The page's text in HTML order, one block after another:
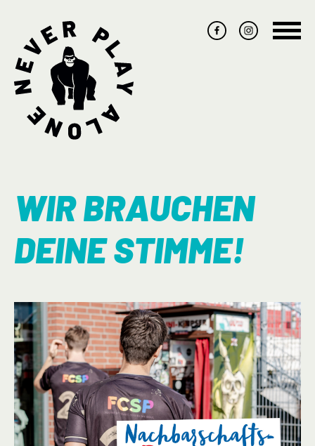
WIR BRAUCHEN
DEINE STIMME!